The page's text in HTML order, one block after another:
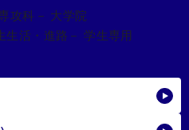
攻科 － 大学院
生活・進路 － 学生専用